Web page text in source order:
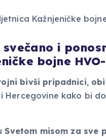
i
bojne
bivši pripadnici,
Hercegovine kako bi
Svetom misom za sve